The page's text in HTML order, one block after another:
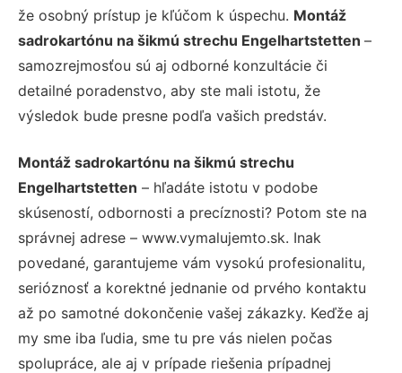
že osobný prístup je kľúčom k úspechu. Montáž
sadrokartónu na šikmú strechu Engelhartstetten –
samozrejmosťou sú aj odborné konzultácie či
detailné poradenstvo, aby ste mali istotu, že
výsledok bude presne podľa vašich predstáv.
Montáž sadrokartónu na šikmú strechu
Engelhartstetten – hľadáte istotu v podobe
skúseností, odbornosti a precíznosti? Potom ste na
správnej adrese – www.vymalujemto.sk. Inak
povedané, garantujeme vám vysokú profesionalitu,
serióznosť a korektné jednanie od prvého kontaktu
až po samotné dokončenie vašej zákazky. Keďže aj
my sme iba ľudia, sme tu pre vás nielen počas
spolupráce, ale aj v prípade riešenia prípadnej